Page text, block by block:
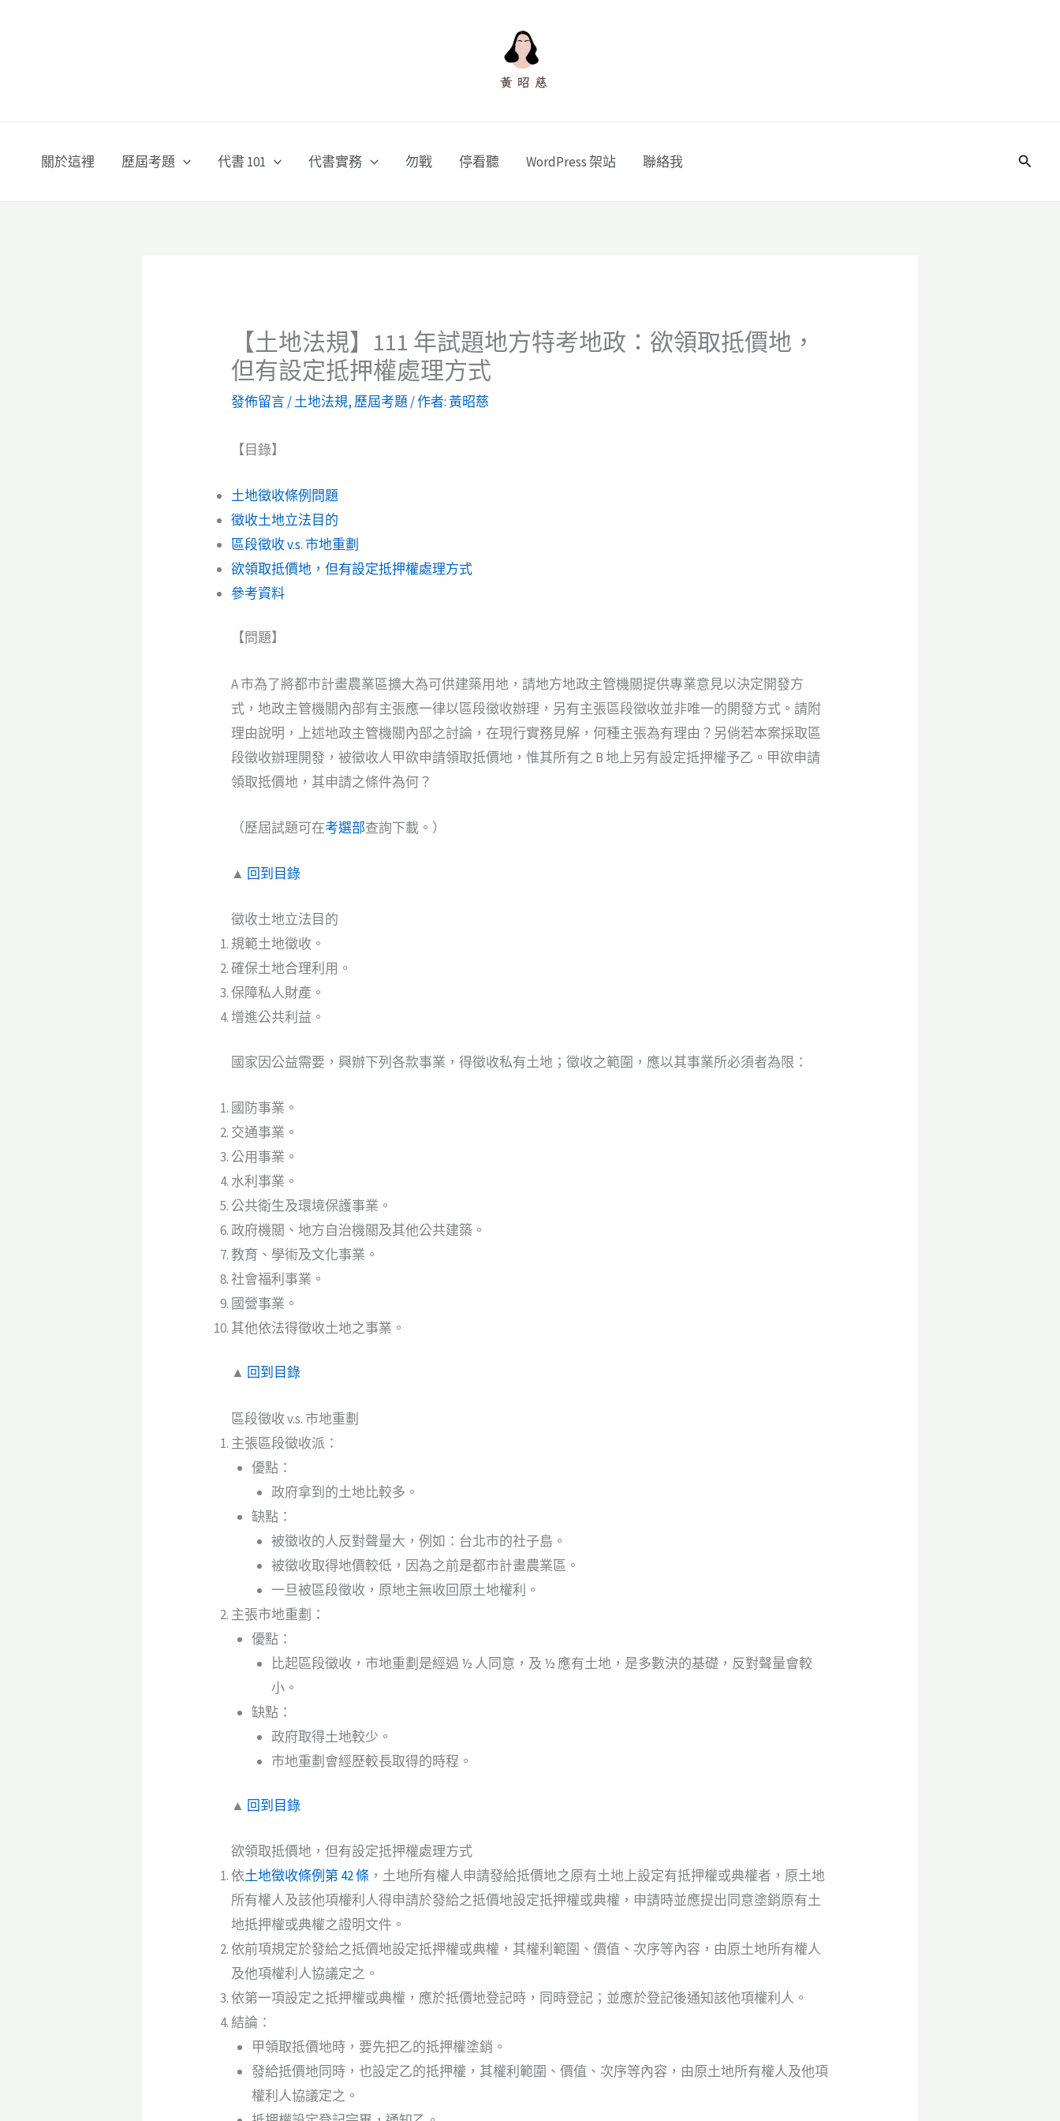
關於這裡
歷屆考題 代書 101 代書實務 勿戰 停看聽 WordPress 架站 聯絡我
搜
【土地法規】111 年試題地方特考地政：欲領取抵價地，
但有設定抵押權處理方式
發佈留言/土地法規, 歷屆考題 / 作者:黃昭慈
【目錄】
土地徵收條例問題
徵收土地立法目的
區段徵收 v.s. 市地重劃
欲領取抵價地，但有設定抵押權處理方式
參考資料
【問題】
A 市為了將都市計畫農業區擴大為可供建築用地，請地方地政主管機關提供專業意見以決定開發方
式，地政主管機關內部有主張應一律以區段徵收辦理，另有主張區段徵收並非唯一的開發方式。請附
理由說明，上述地政主管機關內部之討論，在現行實務見解，何種主張為有理由？另倘若本案採取區
段徵收辦理開發，被徵收人甲欲申請領取抵價地，惟其所有之 B 地上另有設定抵押權予乙。甲欲申請
領取抵價地，其申請之條件為何？
（歷屆試題可在考選部查詢下載。）
▲ 回到目錄
徵收土地立法目的
規範土地徵收。
確保土地合理利用。
保障私人財產。
增進公共利益。
國家因公益需要，興辦下列各款事業，得徵收私有土地；徵收之範圍，應以其事業所必須者為限：
國防事業。
交通事業。
公用事業。
水利事業。
公共衛生及環境保護事業。
政府機關、地方自治機關及其他公共建築。
教育、學術及文化事業。
社會福利事業。
國營事業。
其他依法得徵收土地之事業。
▲ 回到目錄
區段徵收 v.s. 市地重劃
主張區段徵收派：
優點：
政府拿到的土地比較多。
缺點：
被徵收的人反對聲量大，例如：台北市的社子島。
被徵收取得地價較低，因為之前是都市計畫農業區。
一旦被區段徵收，原地主無收回原土地權利。
主張市地重劃：
優點：
比起區段徵收，市地重劃是經過 ½ 人同意，及 ½ 應有土地，是多數決的基礎，反對聲量會較
小。
缺點：
政府取得土地較少。
市地重劃會經歷較長取得的時程。
▲ 回到目錄
欲領取抵價地，但有設定抵押權處理方式
依土地徵收條例第 42 條 ，土地所有權人申請發給抵價地之原有土地上設定有抵押權或典權者，原土地
所有權人及該他項權利人得申請於發給之抵價地設定抵押權或典權，申請時並應提出同意塗銷原有土
地抵押權或典權之證明文件。
依前項規定於發給之抵價地設定抵押權或典權，其權利範圍、價值、次序等內容，由原土地所有權人
及他項權利人協議定之。
依第一項設定之抵押權或典權，應於抵價地登記時，同時登記；並應於登記後通知該他項權利人。
結論：
甲領取抵價地時，要先把乙的抵押權塗銷。
發給抵價地同時，也設定乙的抵押權，其權利範圍、價值、次序等內容，由原土地所有權人及他項
權利人協議定之。